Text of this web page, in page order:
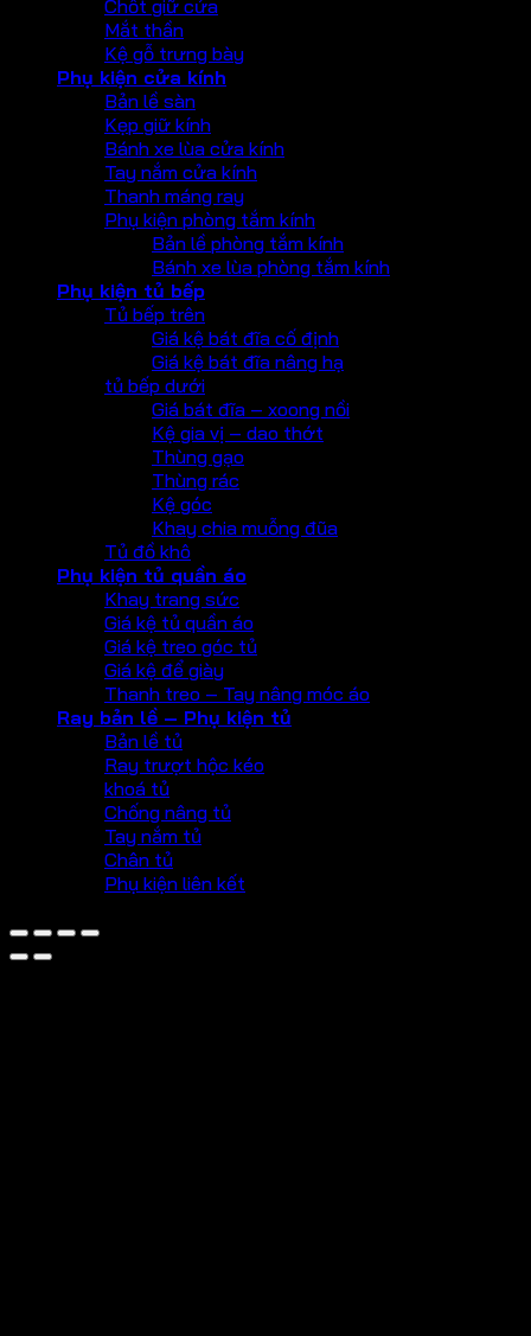
Chốt giữ cửa
Mắt thần
Kệ gỗ trưng bày
Phụ kiện cửa kính
Bản lề sàn
Kẹp giữ kính
Bánh xe lùa cửa kính
Tay nắm cửa kính
Thanh máng ray
Phụ kiện phòng tắm kính
Bản lề phòng tắm kính
Bánh xe lùa phòng tắm kính
Phụ kiện tủ bếp
Tủ bếp trên
Giá kệ bát đĩa cố định
Giá kệ bát đĩa nâng hạ
tủ bếp dưới
Giá bát đĩa – xoong nồi
Kệ gia vị – dao thớt
Thùng gạo
Thùng rác
Kệ góc
Khay chia muỗng đũa
Tủ đồ khô
Phụ kiện tủ quần áo
Khay trang sức
Giá kệ tủ quần áo
Giá kệ treo góc tủ
Giá kệ để giày
Thanh treo – Tay nâng móc áo
Ray bản lề – Phụ kiện tủ
Bản lề tủ
Ray trượt hộc kéo
khoá tủ
Chống nâng tủ
Tay nắm tủ
Chân tủ
Phụ kiện liên kết